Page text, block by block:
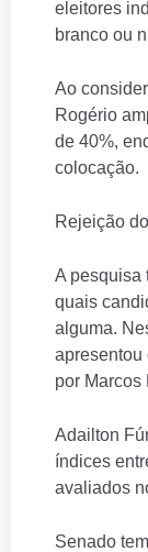
eleitores
branco ou
Ao
Rogério
de 40%,
colocação.
Rejeição
A pesquisa
quais
alguma.
apresentou
por Marcos
Adailton
índices
avaliados
Senado